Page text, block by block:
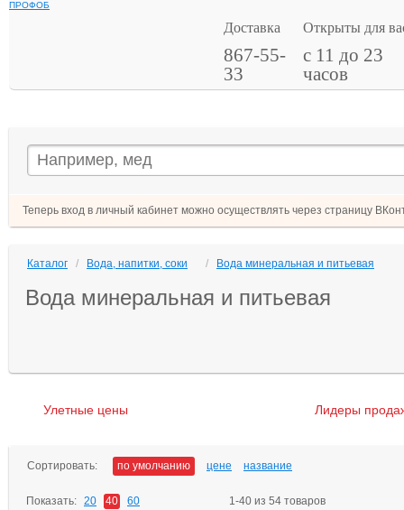
ПРОФОБ
Доставка
867-55-
33
Открыты для
с 11 до 23
часов
Теперь вход в личный кабинет можно осуществлять через страницу
Каталог / Вода, напитки, соки / Вода минеральная и питьевая
Вода минеральная и питьевая
Улетные цены Лидеры
Сортировать: по умолчанию цене название
Показать: 20 40 60 1-40 из 54 товаров